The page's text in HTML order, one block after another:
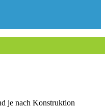
je nach Konstruktion